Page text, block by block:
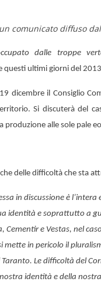
comunicato diffuso
dalle troppe
questi ultimi giorni del
dicembre il Consiglio
Si discuterà del
produzione alle sole pale
delle difficoltà che sta
in discussione è
identità e soprattutto a
Cementir e Vestas, nel
mette in pericolo il
Le difficoltà del
identità e della